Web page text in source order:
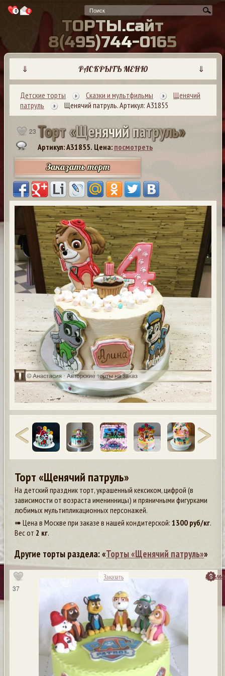
0 0
ТОРТЫ.сайт
8(495)744-0165
⇓ РАСКРЫТЬ МЕНЮ ⇓
Детские торты Сказки и мультфильмы
Щенячий
патруль
Щенячий патруль. Артикул: А31855
23 Торт«Щенячийпатруль»
Артикул: A31855. Цена: посмотреть
Заказать торт
Торт «Щенячий патруль»
На детский праздник торт, украшенный кексиком, цифрой (в
зависимости от возраста именинницы) и пряничными фигурками
любимых мультипликационных персонажей.
➠ Цена в Москве при заказе в нашей кондитерской: 1300 руб/кг.
Вес от 2 кг.
Другие торты раздела: «Торты «Щенячий патруль»»
37
Заказать